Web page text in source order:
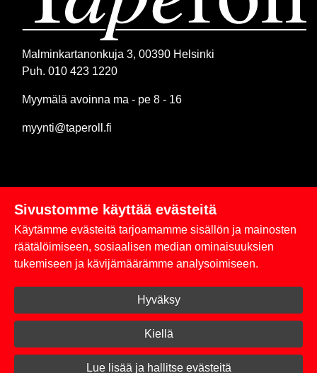
Malminkartanonkuja 3, 00390 Helsinki
Puh. 010 423 1220
Myymälä avoinna ma - pe 8 - 16
myynti@taperoll.fi
Linkit
Rekisteriseloste
Toimitus- ja maksuehdot
Kirjaudu sisään
© 2026 Taperoll
Sivustomme käyttää evästeitä
Käytämme evästeitä tarjoamamme sisällön ja mainosten
räätälöimiseen, sosiaalisen median ominaisuuksien
tukemiseen ja kävijämäärämme analysoimiseen.
Hyväksy
Kiellä
Lue lisää ja hallitse evästeitä